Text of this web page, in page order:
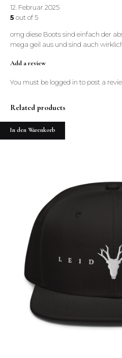
12. Februar 2025
5 out of 5
omg diese Boots sind einfach der
mega geil aus und sind auch
Add a review
You must be logged in to post a
Related products
In den Warenkorb